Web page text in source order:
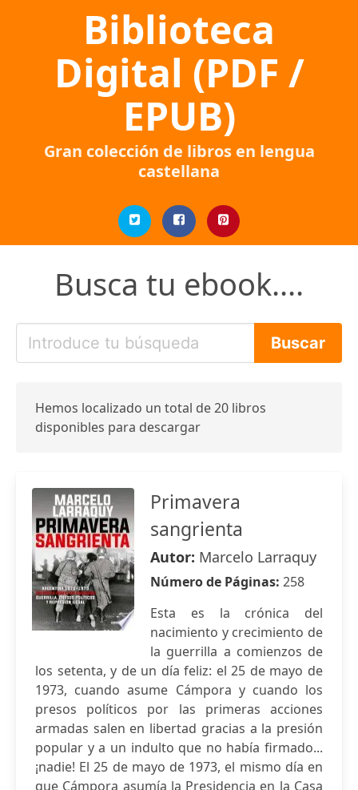
Biblioteca
Digital (PDF /
EPUB)
Gran colección de libros en lengua
castellana
Busca tu ebook....
Hemos localizado un total de 20 libros
disponibles para descargar
Primavera
sangrienta
Autor: Marcelo Larraquy
Número de Páginas: 258
Esta es la crónica del
nacimiento y crecimiento de
la guerrilla a comienzos de
los setenta, y de un día feliz: el 25 de mayo de
1973, cuando asume Cámpora y cuando los
presos políticos por las primeras acciones
armadas salen en libertad gracias a la presión
popular y a un indulto que no había firmado...
¡nadie! El 25 de mayo de 1973, el mismo día en
que Cámpora asumía la Presidencia en la Casa